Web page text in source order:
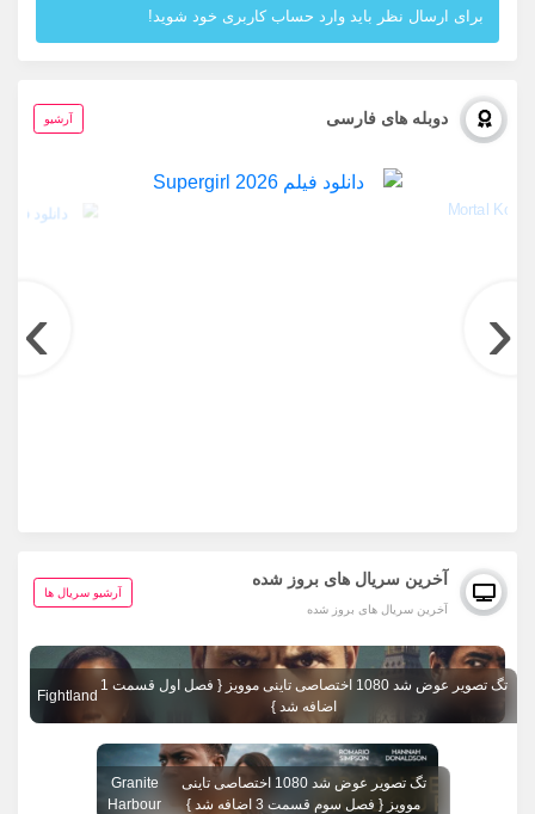
برای ارسال نظر باید وارد حساب کاربری خود شوید!
دوبله های فارسی آرشیو
‹
›
آخرین سریال های بروز شده
آخرین سریال های بروز شده
آرشیو سریال ها
تگ تصویر عوض شد 1080 اختصاصی تاینی موویز { فصل اول قسمت 1
اضافه شد }
Fightland
تگ تصویر عوض شد 1080 اختصاصی تاینی
موویز { فصل سوم قسمت 3 اضافه شد }
Granite
Harbour